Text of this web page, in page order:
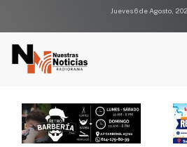
Jueves 6 de Agosto,